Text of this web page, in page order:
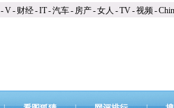
-V- 财经-IT-汽车- 房产-女人 -TV-视频-